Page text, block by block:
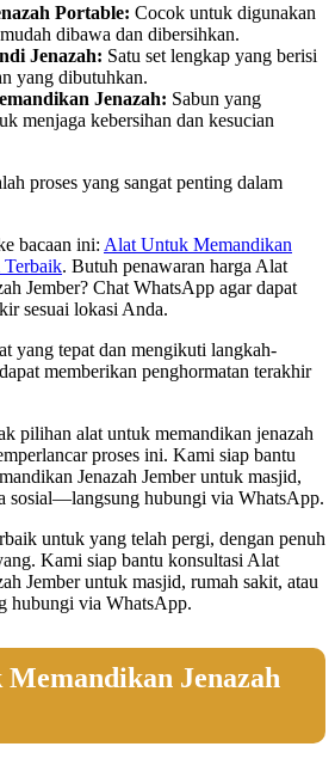
Portable: Cocok untuk digunakan
dibawa dan dibersihkan.
Jenazah: Satu set lengkap yang berisi
yang dibutuhkan.
Jenazah: Sabun yang
menjaga kebersihan dan kesucian
proses yang sangat penting dalam
bacaan ini: Alat Untuk Memandikan
Terbaik. Butuh penawaran harga Alat
Jember? Chat WhatsApp agar dapat
sesuai lokasi Anda.
yang tepat dan mengikuti langkah-
memberikan penghormatan terakhir
pilihan alat untuk memandikan jenazah
proses ini. Kami siap bantu
Jenazah Jember untuk masjid,
sosial—langsung hubungi via WhatsApp.
untuk yang telah pergi, dengan penuh
Kami siap bantu konsultasi Alat
Jember untuk masjid, rumah sakit, atau
hubungi via WhatsApp.
Jenazah